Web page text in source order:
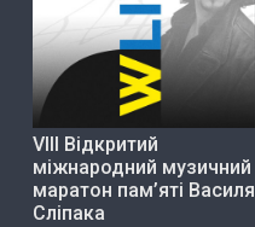
VIII Відкритий
міжнародний музичний
маратон пам’яті Василя
Сліпака